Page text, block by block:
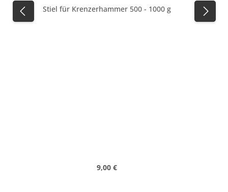
Stiel für Krenzerhammer 500 - 1000 g
Regulärer Preis:
9,00 €